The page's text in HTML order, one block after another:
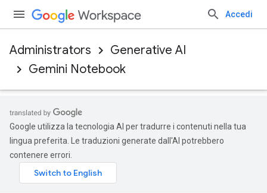
Accedi
Administrators
Generative AI
Gemini Notebook
Google utilizza la tecnologia AI per tradurre i contenuti nella tua
lingua preferita. Le traduzioni generate dall'AI potrebbero
contenere errori.